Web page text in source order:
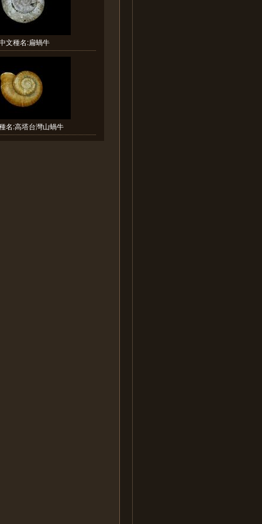
文種名:扁蝸牛
名:高塔台灣山蝸牛